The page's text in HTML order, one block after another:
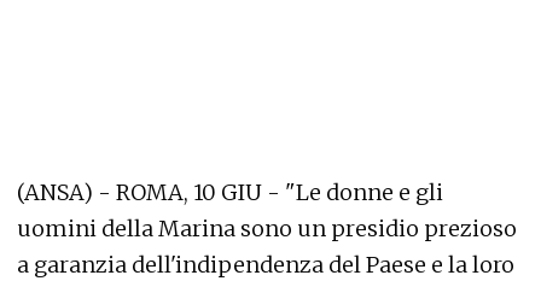
(ANSA) - ROMA, 10 GIU - "Le donne e gli
uomini della Marina sono un presidio prezioso
a garanzia dell'indipendenza del Paese e la loro